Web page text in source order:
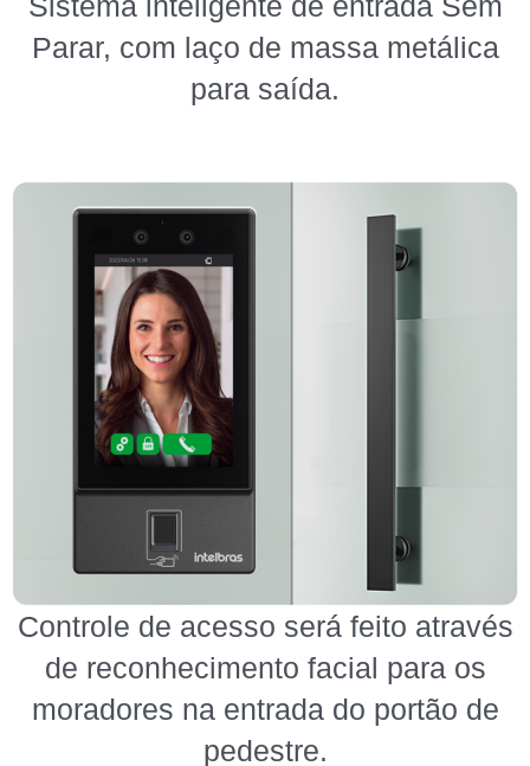
Parar, com laço de massa metálica
para saída.
Controle de acesso será feito através
de reconhecimento facial para os
moradores na entrada do portão de
pedestre.